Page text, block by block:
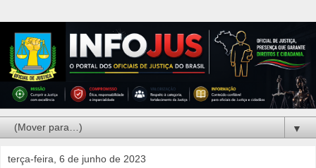
▼
terça-feira, 6 de junho de 2023